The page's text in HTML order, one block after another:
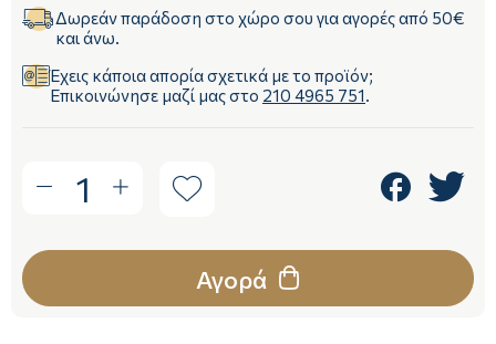
Δωρεάν παράδοση στο χώρο σου για αγορές από 50€
και άνω.
Έχεις κάποια απορία σχετικά με το προϊόν;
Επικοινώνησε μαζί μας στο 210 4965 751
1
Αγορά